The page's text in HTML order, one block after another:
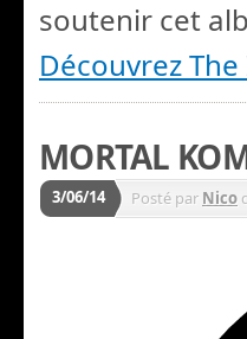
soutenir cet
Découvrez
MORTAL
3/06/14 Posté par Nico